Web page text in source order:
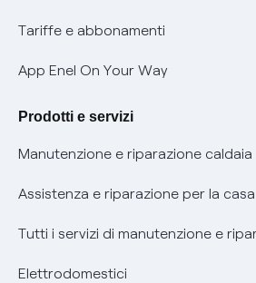
Phishing e truffe online
Verifica chi ti ha chiamato
Informativa RAEE
Tariffe e abbonamenti
App Enel On Your Way
Prodotti e servizi
Manutenzione e riparazione caldaia
Assistenza e riparazione per la casa
Tutti i servizi di manutenzione e
Elettrodomestici